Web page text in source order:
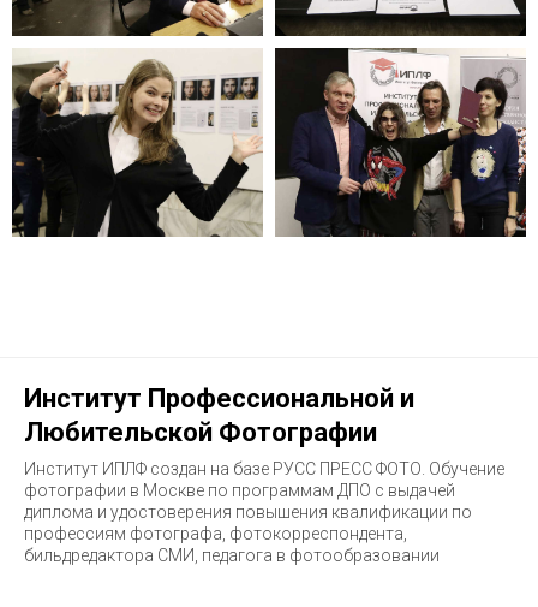
Институт Профессиональной и
Любительской Фотографии
Институт ИПЛФ создан на базе РУСС ПРЕСС ФОТО. Обучение
фотографии в Москве по программам ДПО с выдачей
диплома и удостоверения повышения квалификации по
профессиям фотографа, фотокорреспондента,
бильдредактора СМИ, педагога в фотообразовании